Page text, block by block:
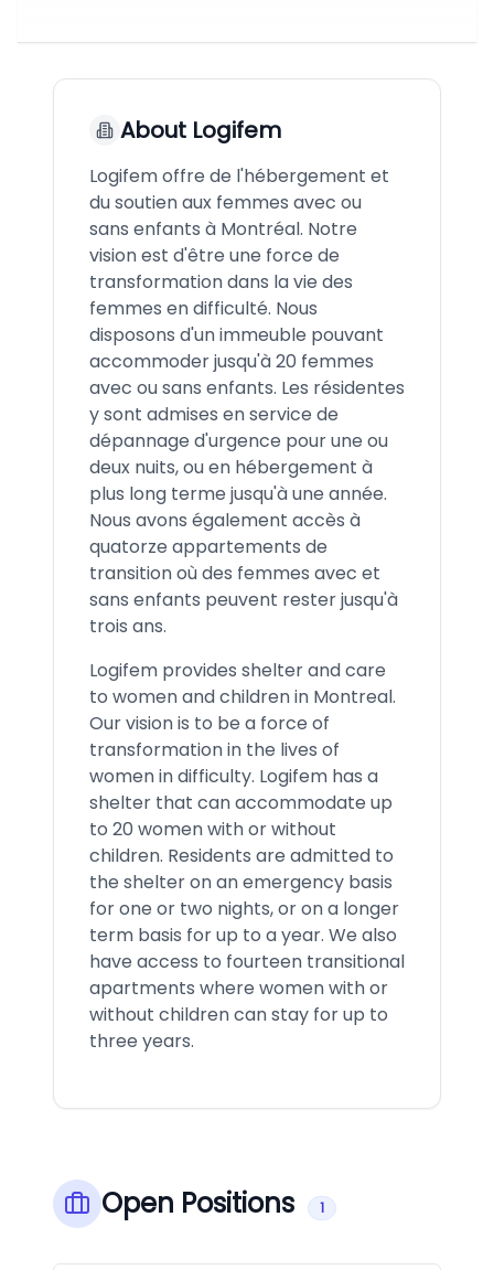
About Logifem
Logifem offre de l'hébergement et
du soutien aux femmes avec ou
sans enfants à Montréal. Notre
vision est d'être une force de
transformation dans la vie des
femmes en difficulté. Nous
disposons d'un immeuble pouvant
accommoder jusqu'à 20 femmes
avec ou sans enfants. Les résidentes
y sont admises en service de
dépannage d'urgence pour une ou
deux nuits, ou en hébergement à
plus long terme jusqu'à une année.
Nous avons également accès à
quatorze appartements de
transition où des femmes avec et
sans enfants peuvent rester jusqu'à
trois ans.
Logifem provides shelter and care
to women and children in Montreal.
Our vision is to be a force of
transformation in the lives of
women in difficulty. Logifem has a
shelter that can accommodate up
to 20 women with or without
children. Residents are admitted to
the shelter on an emergency basis
for one or two nights, or on a longer
term basis for up to a year. We also
have access to fourteen transitional
apartments where women with or
without children can stay for up to
three years.
Open Positions 1